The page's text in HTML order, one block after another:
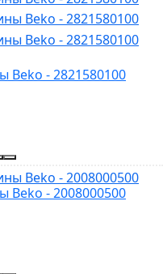
Beko - 2821580100
Beko - 2008000500